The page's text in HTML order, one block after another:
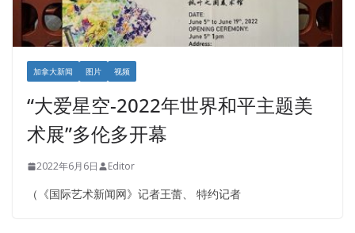
加拿大新闻 图片 视频
“大爱星空-2022年世界和平主题美
术展”多伦多开幕
2022年6月6日 Editor
（《国际艺术新闻网》记者王蕾、 特约记者